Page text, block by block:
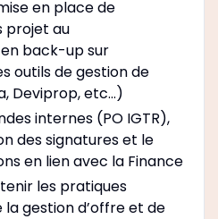
en place de
projet au
back-up sur
outils de gestion de
Deviprop, etc...)
internes (PO IGTR),
des signatures et le
en lien avec la Finance
les pratiques
gestion d’offre et de